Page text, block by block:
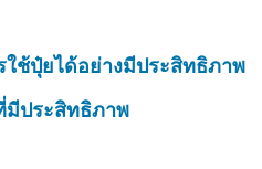
ช้ปุ๋ยได้อย่างมีประสิทธิภาพ
ประสิทธิภาพ